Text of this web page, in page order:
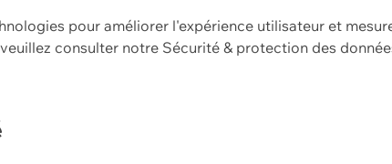
pour améliorer l'expérience utilisateur et
consulter notre Sécurité & protection des